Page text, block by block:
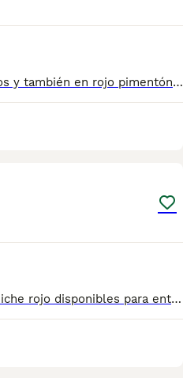
Dispongo de caniches apricort enanos y también en rojo pimentón desparasitados vacunados opción a pedigree padre de línea asiática hacemos envío a cualquier provincia y puede pagar totalmente a contrareembolso para fotos y videos actuales e información contactar al teléfono 600881366 núcleo 0612
Se venden precioso cachorro de caniche rojo disponibles para entrega inmediata, se entregarán desparasitados, con primeras vacunas puestasCriados en ambiente familiar. Para más información o fotos, contactar en Telf. 662 64 50 23